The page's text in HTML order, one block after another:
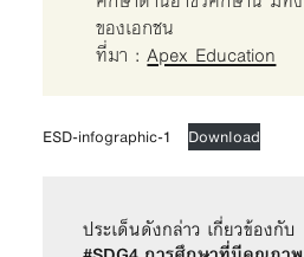
ของเอกชน
ที่มา :Apex Education
ESD-infographic-1 Download